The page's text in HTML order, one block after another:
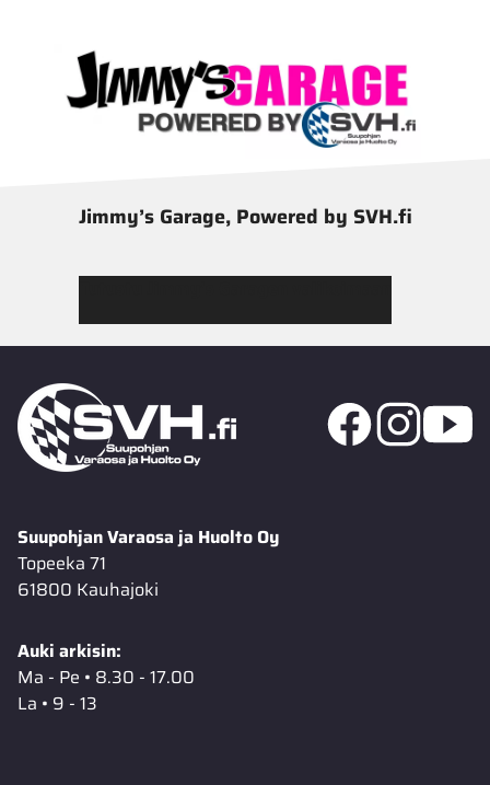
Jimmy’s Garage, Powered by SVH.fi
Suupohjan Varaosa ja Huolto Oy
Topeeka 71
61800 Kauhajoki
Auki arkisin:
Ma - Pe • 8.30 - 17.00
La • 9 - 13